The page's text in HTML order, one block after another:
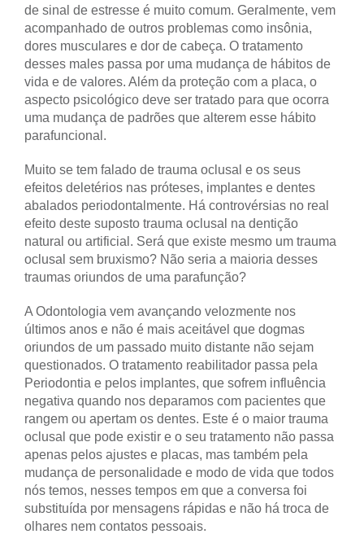
de sinal de estresse é muito comum. Geralmente, vem
acompanhado de outros problemas como insônia,
dores musculares e dor de cabeça. O tratamento
desses males passa por uma mudança de hábitos de
vida e de valores. Além da proteção com a placa, o
aspecto psicológico deve ser tratado para que ocorra
uma mudança de padrões que alterem esse hábito
parafuncional.
Muito se tem falado de trauma oclusal e os seus
efeitos deletérios nas próteses, implantes e dentes
abalados periodontalmente. Há controvérsias no real
efeito deste suposto trauma oclusal na dentição
natural ou artificial. Será que existe mesmo um trauma
oclusal sem bruxismo? Não seria a maioria desses
traumas oriundos de uma parafunção?
A Odontologia vem avançando velozmente nos
últimos anos e não é mais aceitável que dogmas
oriundos de um passado muito distante não sejam
questionados. O tratamento reabilitador passa pela
Periodontia e pelos implantes, que sofrem influência
negativa quando nos deparamos com pacientes que
rangem ou apertam os dentes. Este é o maior trauma
oclusal que pode existir e o seu tratamento não passa
apenas pelos ajustes e placas, mas também pela
mudança de personalidade e modo de vida que todos
nós temos, nesses tempos em que a conversa foi
substituída por mensagens rápidas e não há troca de
olhares nem contatos pessoais.